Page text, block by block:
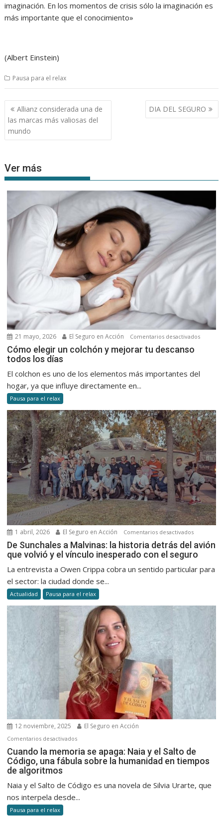
imaginación. En los momentos de crisis sólo la imaginación es
más importante que el conocimiento»
(Albert Einstein)
Pausa para el relax
Navegación
de
entradas
Allianz considerada una de
las marcas más valiosas del
mundo
DIA DEL SEGURO
Ver más
21 mayo, 2026 El Seguro en Acción Comentarios desactivadosen
tu
todos
los
días
Cómo elegir un colchón y mejorar tu descanso
todos los días
El colchon es uno de los elementos más importantes del
hogar, ya que influye directamente en...
Pausa para el relax
1 abril, 2026 El Seguro en Acción Comentarios desactivadosen
De
Sunchales
Malvinas:
detrás
que
volvió
vínculo
con
el
De Sunchales a Malvinas: la historia detrás del avión
que volvió y el vínculo inesperado con el seguro
La entrevista a Owen Crippa cobra un sentido particular para
el sector: la ciudad donde se...
Actualidad Pausa para el relax
12 noviembre, 2025 El Seguro en Acción
Comentarios desactivadosen
Cuando
la
se
Cuando la memoria se apaga: Naia y el Salto de
Código, una fábula sobre la humanidad en tiempos
de algoritmos
Naia y el Salto de Código es una novela de Silvia Urarte, que
nos interpela desde...
Pausa para el relax